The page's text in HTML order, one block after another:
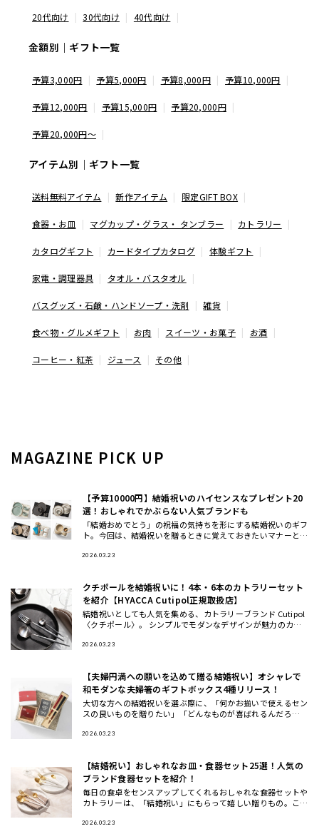
20代向け 30代向け 40代向け
金額別｜ギフト一覧
予算3,000円 予算5,000円 予算8,000円 予算10,000円
予算12,000円 予算15,000円 予算20,000円
予算20,000円〜
アイテム別｜ギフト一覧
送料無料アイテム 新作アイテム 限定GIFT BOX
食器・お皿 マグカップ・グラス・ タンブラー カトラリー
カタログギフト カードタイプカタログ 体験ギフト
家電・調理器具 タオル・バスタオル
バスグッズ・石鹸・ハンドソープ・洗剤 雑貨
食べ物・グルメギフト お肉 スイーツ・お菓子 お酒
コーヒー・紅茶 ジュース その他
MAGAZINE PICK UP
【予算10000円】結婚祝いのハイセンスなプレゼント20
選！おしゃれでかぶらない人気ブランドも
「結婚おめでとう」の祝福の気持ちを形にする結婚祝いのギフ
ト。今回は、結婚祝いを贈るときに覚えておきたいマナーと、
すめのギフト
2026.03.23
クチポールを結婚祝いに！4本・6本のカトラリーセット
を紹介【HYACCA Cutipol正規取扱店】
結婚祝いとしても人気を集める、カトラリーブランド Cutipol
〈クチポール〉。 シンプルでモダンなデザインが魅力のカト
話
2026.03.23
【夫婦円満への願いを込めて贈る結婚祝い】オシャレで
和モダンな夫婦箸のギフトボックス4種リリース！
大切な方への結婚祝いを選ぶ際に、「何かお揃いで使えるセン
スの良いものを贈りたい」「どんなものが喜ばれるんだろ
OP
2026.03.23
【結婚祝い】おしゃれなお皿・食器セット25選！人気の
ブランド食器セットを紹介！
毎日の食卓をセンスアップしてくれるおしゃれな食器セットや
カトラリーは、「結婚祝い」にもらって嬉しい贈りもの。ここ
って嬉しいテ
2026.03.23